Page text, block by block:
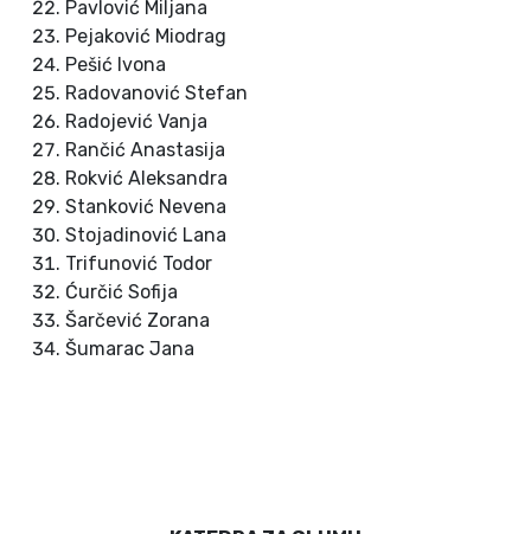
Pavlović Miljana
Pejaković Miodrag
Pešić Ivona
Radovanović Stefan
Radojević Vanja
Rančić Anastasija
Rokvić Aleksandra
Stanković Nevena
Stojadinović Lana
Trifunović Todor
Ćurčić Sofija
Šarčević Zorana
Šumarac Jana